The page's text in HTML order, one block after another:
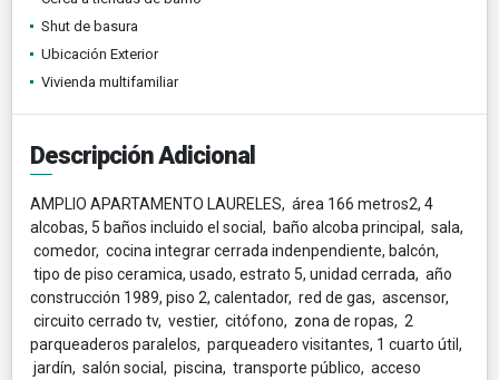
Shut de basura
Ubicación Exterior
Vivienda multifamiliar
Descripción Adicional
AMPLIO APARTAMENTO LAURELES, área 166 metros2, 4
alcobas, 5 baños incluido el social, baño alcoba principal, sala,
comedor, cocina integrar cerrada indenpendiente, balcón,
tipo de piso ceramica, usado, estrato 5, unidad cerrada, año
construcción 1989, piso 2, calentador, red de gas, ascensor,
circuito cerrado tv, vestier, citófono, zona de ropas, 2
parqueaderos paralelos, parqueadero visitantes, 1 cuarto útil,
jardín, salón social, piscina, transporte público, acceso